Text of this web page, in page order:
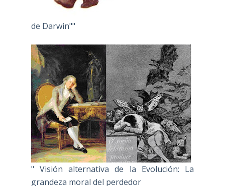
de Darwin""
" Visión alternativa de la Evolución: La
grandeza moral del perdedor